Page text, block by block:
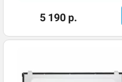
5 190 р.